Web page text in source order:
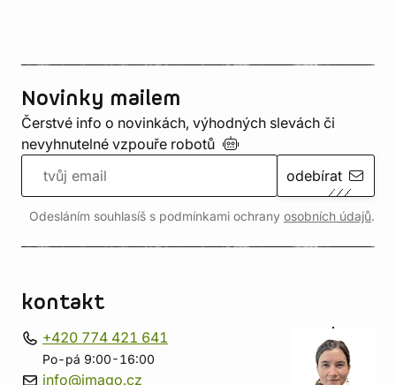
Novinky mailem
Čerstvé info o novinkách, výhodných slevách či
nevyhnutelné vzpouře robotů
odebírat
Odesláním souhlasíš s podmínkami ochrany osobních údajů.
kontakt
+420 774 421 641
Po-pá 9:00-16:00
info@imago.cz